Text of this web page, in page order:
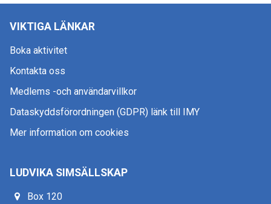
VIKTIGA LÄNKAR
Boka aktivitet
Kontakta oss
Medlems -och användarvillkor
Dataskyddsförordningen (GDPR) länk till IMY
Mer information om cookies
LUDVIKA SIMSÄLLSKAP
Box 120